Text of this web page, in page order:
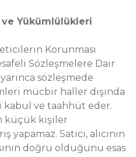
ve Yükümlülükleri
Korunması
Sözleşmelere Dair
sözleşmede
mücbir haller dışında
ve taahhüt eder.
küçük kişiler
yapamaz. Satıcı, alıcının
doğru olduğunu esas